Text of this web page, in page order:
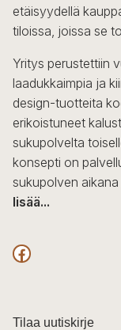
etäisyydellä
tiloissa, joissa se
Yritys perustettiin
laadukkaimpia ja
design-tuotteita
erikoistuneet
sukupolvelta
konsepti on
sukupolven
lisää...
F
c
Tilaa uutiskirje